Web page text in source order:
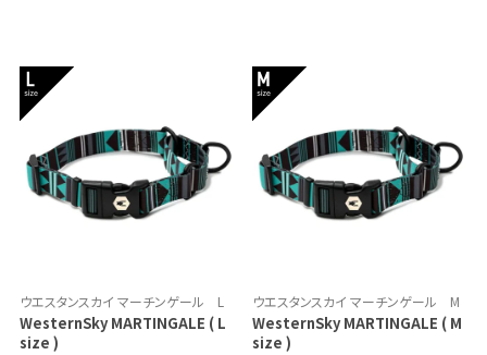
ウエスタンスカイ マーチンゲール L
WesternSky MARTINGALE ( L
size )
ウエスタンスカイ マーチンゲール M
WesternSky MARTINGALE ( M
size )